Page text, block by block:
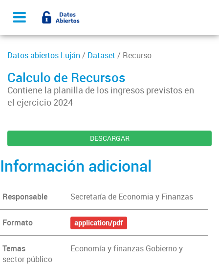
Datos abiertos Luján / Dataset / Recurso
Calculo de Recursos
Contiene la planilla de los ingresos previstos en
el ejercicio 2024
DESCARGAR
Información adicional
Responsable Secretaría de Economia y Finanzas
Formato application/pdf
Temas
Economía y finanzas Gobierno y
sector público